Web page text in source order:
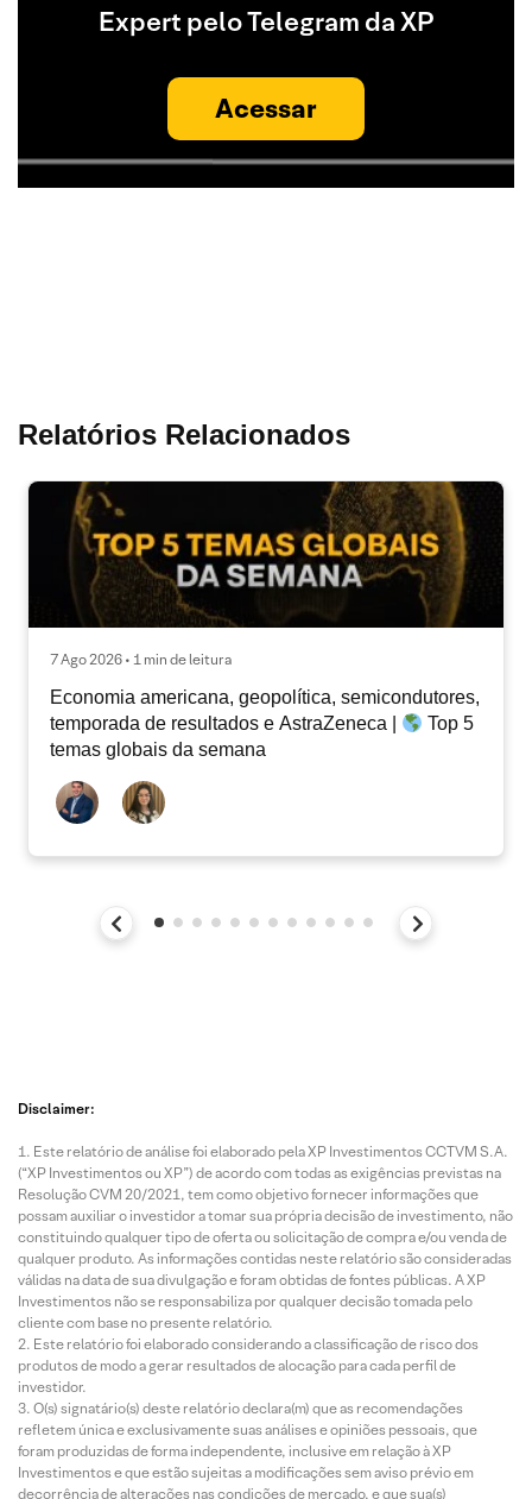
Expert pelo Telegram da XP
Acessar
Relatórios Relacionados
7 Ago 2026 • 1 min de leitura
Economia americana, geopolítica, semicondutores,
temporada de resultados e AstraZeneca |
Top 5
temas globais da semana
Disclaimer:
Este relatório de análise foi elaborado pela XP Investimentos CCTVM S.A.
(“XP Investimentos ou XP”) de acordo com todas as exigências previstas na
Resolução CVM 20/2021, tem como objetivo fornecer informações que
possam auxiliar o investidor a tomar sua própria decisão de investimento, não
constituindo qualquer tipo de oferta ou solicitação de compra e/ou venda de
qualquer produto. As informações contidas neste relatório são consideradas
válidas na data de sua divulgação e foram obtidas de fontes públicas. A XP
Investimentos não se responsabiliza por qualquer decisão tomada pelo
cliente com base no presente relatório.
Este relatório foi elaborado considerando a classificação de risco dos
produtos de modo a gerar resultados de alocação para cada perfil de
investidor.
O(s) signatário(s) deste relatório declara(m) que as recomendações
refletem única e exclusivamente suas análises e opiniões pessoais, que
foram produzidas de forma independente, inclusive em relação à XP
Investimentos e que estão sujeitas a modificações sem aviso prévio em
decorrência de alterações nas condições de mercado, e que sua(s)